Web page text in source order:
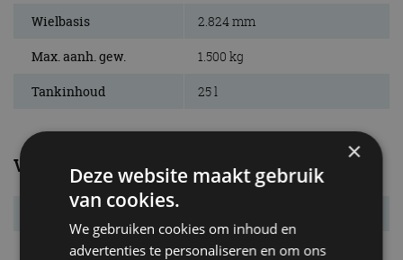
Wielbasis 2.824 mm
Max. aanh. gew. 1.500 kg
Tankinhoud 25 l
Verbruik
CO₂-emissie 103 g/km
×
Deze website maakt gebruik
van cookies.
We gebruiken cookies om inhoud en
advertenties te personaliseren en om ons